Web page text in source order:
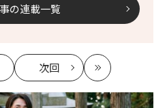
の連載一覧
次回
記
事
最
新